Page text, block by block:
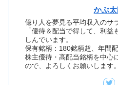
かぶ
億り人を夢見る平均収入のサ
「優待＆配当で得して、利
しんでいます。
保有銘柄：180銘柄超、年間
株主優待・高配当銘柄を中心
ので、よろしくお願いします。